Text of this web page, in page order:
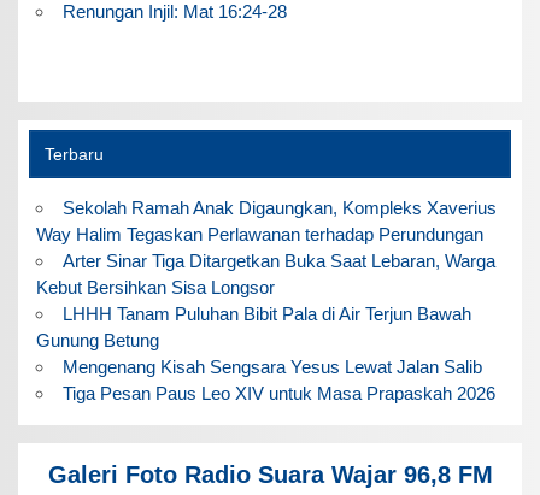
Renungan Injil: Mat 16:24-28
Terbaru
Sekolah Ramah Anak Digaungkan, Kompleks Xaverius
Way Halim Tegaskan Perlawanan terhadap Perundungan
Arter Sinar Tiga Ditargetkan Buka Saat Lebaran, Warga
Kebut Bersihkan Sisa Longsor
LHHH Tanam Puluhan Bibit Pala di Air Terjun Bawah
Gunung Betung
Mengenang Kisah Sengsara Yesus Lewat Jalan Salib
Tiga Pesan Paus Leo XIV untuk Masa Prapaskah 2026
Galeri Foto Radio Suara Wajar 96,8 FM